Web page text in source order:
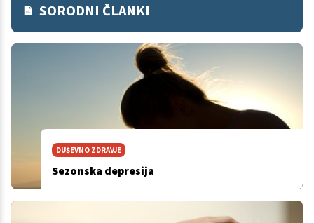
SORODNI ČLANKI
DUŠEVNO ZDRAVJE
Sezonska depresija